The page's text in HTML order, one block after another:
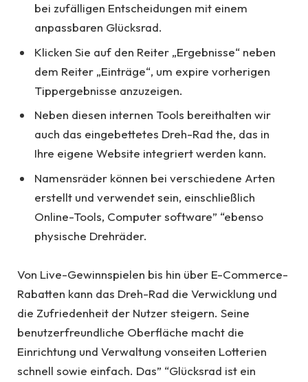
bei zufälligen Entscheidungen mit einem
anpassbaren Glücksrad.
Klicken Sie auf den Reiter „Ergebnisse“ neben
dem Reiter „Einträge“, um expire vorherigen
Tippergebnisse anzuzeigen.
Neben diesen internen Tools bereithalten wir
auch das eingebettetes Dreh-Rad the, das in
Ihre eigene Website integriert werden kann.
Namensräder können bei verschiedene Arten
erstellt und verwendet sein, einschließlich
Online-Tools, Computer software” “ebenso
physische Drehräder.
Von Live-Gewinnspielen bis hin über E-Commerce-
Rabatten kann das Dreh-Rad die Verwicklung und
die Zufriedenheit der Nutzer steigern. Seine
benutzerfreundliche Oberfläche macht die
Einrichtung und Verwaltung vonseiten Lotterien
schnell sowie einfach. Das” “Glücksrad ist ein